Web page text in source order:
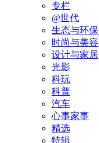
专栏
@世代
生态与环保
时尚与美容
设计与家居
光影
科玩
科普
汽车
心事家事
精选
特辑